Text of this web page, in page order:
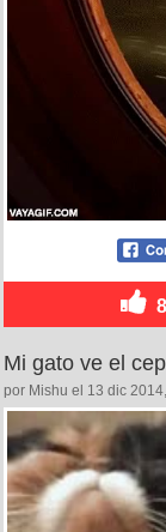
Mi gato ve el
por Mishu el 13 dic